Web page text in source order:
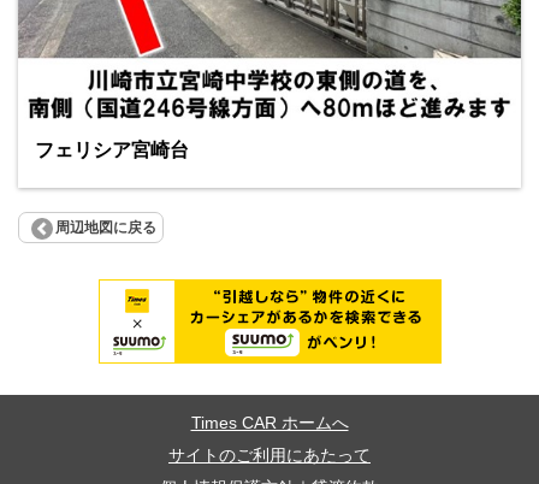
フェリシア宮崎台
周辺地図に戻る
Times CAR ホームへ
サイトのご利用にあたって